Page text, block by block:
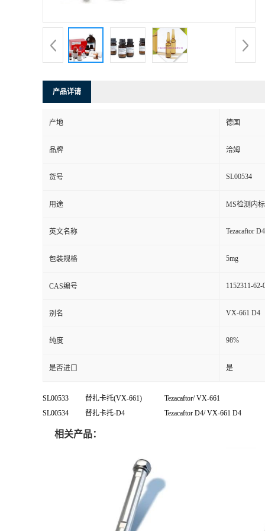
产品详请
产地 德国
品牌 洽姆
货号 SL00534
用途 MS检测内标
英文名称 Tezacaftor
包装规格 5mg
CAS编号 1152311-62-
别名 VX-661 D4
纯度 98%
是否进口 是
SL00533 替扎卡托(VX-661)
Tezacaftor/ VX-661
SL00534
替扎卡托-D4 Tezacaftor D4/ VX-661 D4
相关产品：